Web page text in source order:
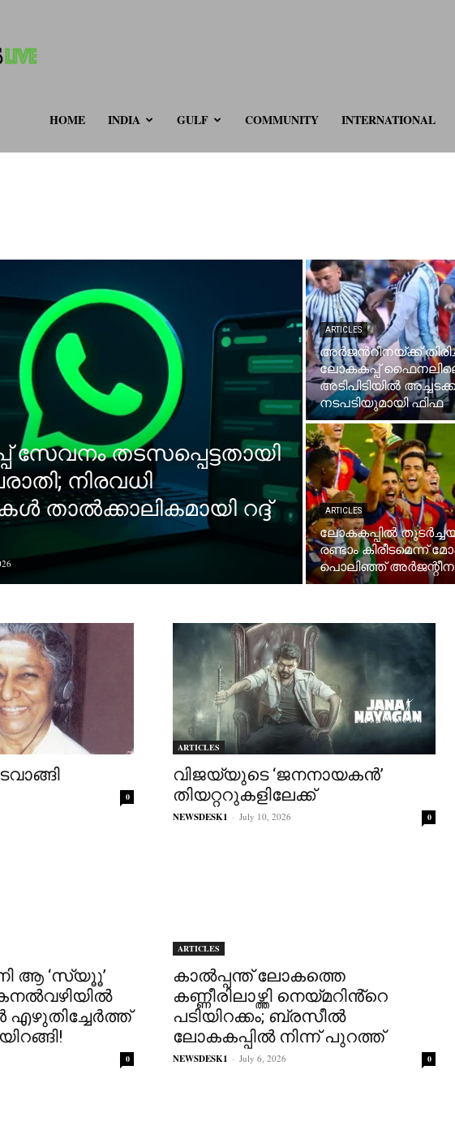
HOME INDIA GULF COMMUNITY INTERNATIONAL
സേവനം തടസപ്പെട്ടതായി
നിരവധി
താൽക്കാലികമായി റദ്ദ്
ARTICLES
അർജന്‍റീനയ്ക്ക്
ലോകകപ്പ്
അടിപിടിയിൽ അച്ചടക്ക
നടപടിയുമായി ഫിഫ
ARTICLES
ലോകകപ്പിൽ
രണ്ടാം കിരീടമെന്ന്
പൊലിഞ്ഞ് അർ‍ജന്റീന
0
ARTICLES
വിജയ്‌യുടെ ‘ജനനായകൻ’
തിയറ്ററുകളിലേക്ക്
NEWSDESK1 - July 10, 2026 0
ആ ‘സ്യൂൂ’
0
ARTICLES
കാൽപ്പന്ത് ലോകത്തെ
കണ്ണീരിലാഴ്ത്തി നെയ്‌മറിൻ്റെ
പടിയിറക്കം; ബ്രസീൽ
ലോകകപ്പിൽ നിന്ന് പുറത്ത്
NEWSDESK1 - July 6, 2026 0